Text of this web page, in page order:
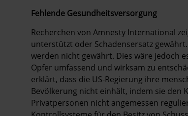
Fehlende Gesundheitsversorgung
Recherchen von Amnesty International
unterstützt oder Schadensersatz
werden nicht gewährt. Dies wäre jedoch
Opfer umfassend und wirksam zu
erklärt, dass die US-Regierung ihre
Bevölkerung nicht einhält, indem sie den
Privatpersonen nicht angemessen